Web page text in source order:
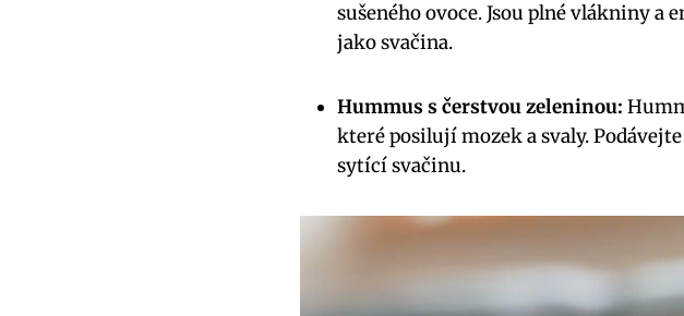
sušeného ovoce. Jsou plné vlákniny a
jako svačina.
Hummus s čerstvou zeleninou:
které posilují mozek a svaly.
sytící svačinu.